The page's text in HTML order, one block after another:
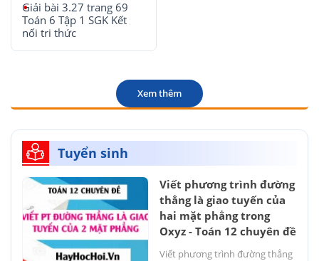
Giải bài 3.27 trang 69
Toán 6 Tập 1 SGK Kết
nối tri thức
Xem thêm
Tuyển sinh
Viết phương trình đường
thẳng là giao tuyến của
hai mặt phẳng trong
Oxyz - Toán 12 chuyên đề
Viết phương trình đường thẳng